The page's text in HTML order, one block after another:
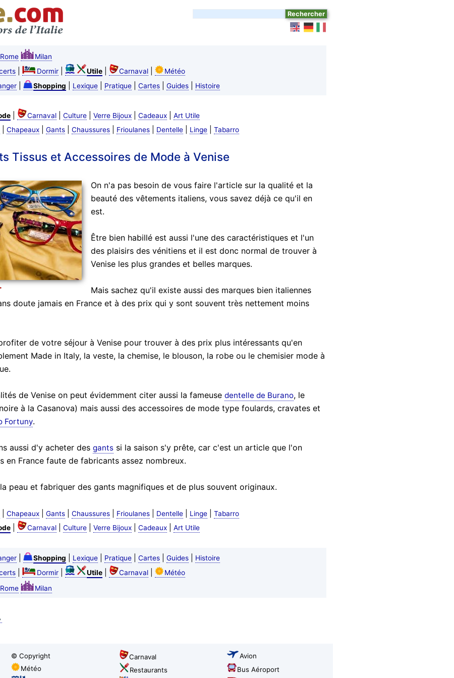
Rome
Milan
| Dormir| Utile| Carnaval|
Météo
| Shopping Lexique| Pratique| Cartes| Guides| Histoire
| Carnaval| Culture| Verre Bijoux| Cadeaux| Art Utile
| Chapeaux| Gants| Chaussures| Frioulanes| Dentelle| Linge| Tabarro
Tissus et Accessoires de Mode à Venise
On n'a pas besoin de vous faire l'article sur la qualité et la
beauté des vêtements italiens, vous savez déjà ce qu'il en
est.
Être bien habillé est aussi l'une des caractéristiques et l'un
des plaisirs des vénitiens et il est donc normal de trouver à
Venise les plus grandes et belles marques.
Mais sachez qu'il existe aussi des marques bien italiennes
doute jamais en France et à des prix qui y sont souvent très nettement moins
de votre séjour à Venise pour trouver à des prix plus intéressants qu'en
Made in Italy, la veste, la chemise, le blouson, la robe ou le chemisier mode à
de Venise on peut évidemment citer aussi la fameuse dentelle de Burano, le
à la Casanova) mais aussi des accessoires de mode type foulards, cravates et
Fortuny.
aussi d'y acheter des gantssi la saison s'y prête, car c'est un article que l'on
en France faute de fabricants assez nombreux.
peau et fabriquer des gants magnifiques et de plus souvent originaux.
| Chapeaux| Gants| Chaussures| Frioulanes| Dentelle| Linge| Tabarro
| Carnaval| Culture| Verre Bijoux| Cadeaux| Art Utile
| Shopping Lexique| Pratique| Cartes| Guides|
Histoire
| Dormir| Utile| Carnaval|
Météo
Rome Milan
© Copyright
Météo
Carnaval
Restaurants
Avion
Bus Aéroport